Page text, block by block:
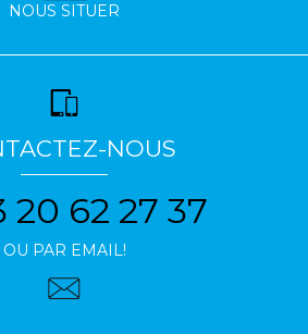
NOUS SITUER
NOUS
20 62 27 37
OU PAR EMAIL!